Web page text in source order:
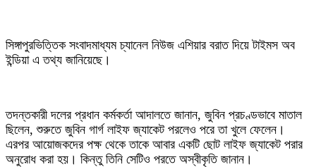
সিঙ্গাপুরভিত্তিক সংবাদমাধ্যম চ্যানেল নিউজ এশিয়ার বরাত দিয়ে টাইমস অব
ইন্ডিয়া এ তথ্য জানিয়েছে।
তদন্তকারী দলের প্রধান কর্মকর্তা আদালতে জানান, জুবিন প্রচণ্ডভাবে মাতাল
ছিলেন, শুরুতে জুবিন গার্গ লাইফ জ্যাকেট পরলেও পরে তা খুলে ফেলেন।
এরপর আয়োজকদের পক্ষ থেকে তাকে আবার একটি ছোট লাইফ জ্যাকেট পরার
অনুরোধ করা হয়। কিন্তু তিনি সেটিও পরতে অস্বীকৃতি জানান।